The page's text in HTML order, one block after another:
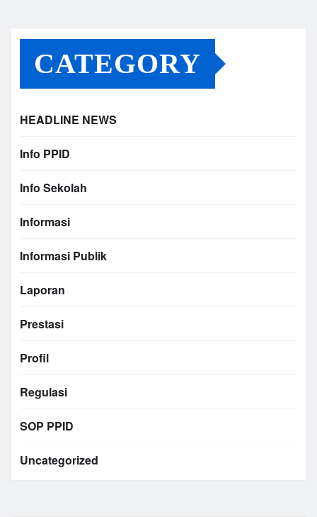
CATEGORY
HEADLINE NEWS
Info PPID
Info Sekolah
Informasi
Informasi Publik
Laporan
Prestasi
Profil
Regulasi
SOP PPID
Uncategorized